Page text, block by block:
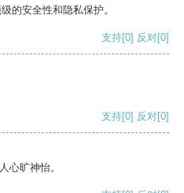
的安全性和隐私保护。
支持[0] 反对[0]
支持[0] 反对[0]
心旷神怡。